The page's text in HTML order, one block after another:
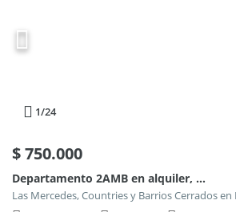
1/24
$750.000
Departamento 2AMB en alquiler, Barrio Las Mercedes, Pilar 100
Las Mercedes, Countries y Barrios Cerrados en